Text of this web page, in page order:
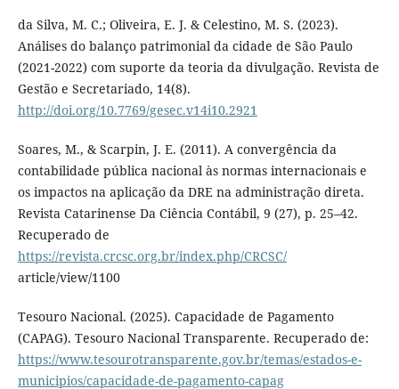
da Silva, M. C.; Oliveira, E. J. & Celestino, M. S. (2023).
Análises do balanço patrimonial da cidade de São Paulo
(2021-2022) com suporte da teoria da divulgação. Revista de
Gestão e Secretariado, 14(8).
http://doi.org/10.7769/gesec.v14i10.2921
Soares, M., & Scarpin, J. E. (2011). A convergência da
contabilidade pública nacional às normas internacionais e
os impactos na aplicação da DRE na administração direta.
Revista Catarinense Da Ciência Contábil, 9 (27), p. 25–42.
Recuperado de
https://revista.crcsc.org.br/index.php/CRCSC/
article/view/1100
Tesouro Nacional. (2025). Capacidade de Pagamento
(CAPAG). Tesouro Nacional Transparente. Recuperado de:
https://www.tesourotransparente.gov.br/temas/estados-e-
municipios/capacidade-de-pagamento-capag